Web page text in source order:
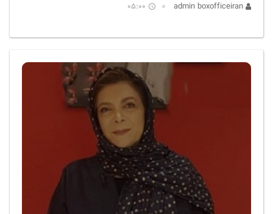
05:00